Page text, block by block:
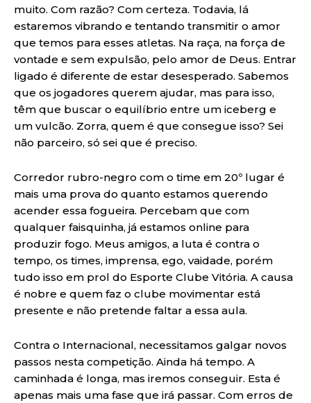
muito. Com razão? Com certeza. Todavia, lá
estaremos vibrando e tentando transmitir o amor
que temos para esses atletas. Na raça, na força de
vontade e sem expulsão, pelo amor de Deus. Entrar
ligado é diferente de estar desesperado. Sabemos
que os jogadores querem ajudar, mas para isso,
têm que buscar o equilíbrio entre um iceberg e
um vulcão. Zorra, quem é que consegue isso? Sei
não parceiro, só sei que é preciso.
Corredor rubro-negro com o time em 20º lugar é
mais uma prova do quanto estamos querendo
acender essa fogueira. Percebam que com
qualquer faisquinha, já estamos online para
produzir fogo. Meus amigos, a luta é contra o
tempo, os times, imprensa, ego, vaidade, porém
tudo isso em prol do Esporte Clube Vitória. A causa
é nobre e quem faz o clube movimentar está
presente e não pretende faltar a essa aula.
Contra o Internacional, necessitamos galgar novos
passos nesta competição. Ainda há tempo. A
caminhada é longa, mas iremos conseguir. Esta é
apenas mais uma fase que irá passar. Com erros de